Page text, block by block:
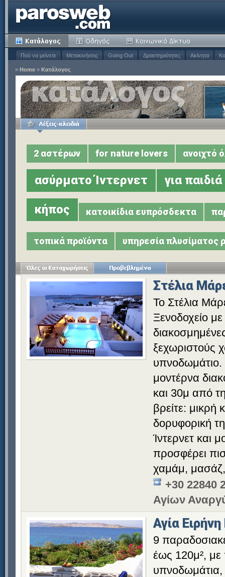
Πού να μείνετε Μετακινήσεις Going Out Δραστηριότητες Ακίνητα
» Home » Κατάλογος
2 αστέρων for nature lovers ανοιχτό
ασύρματο Ίντερνετ για παιδιά
κήπος κατοικίδια ευπρόσδεκτα
τοπικά προϊόντα υπηρεσία πλυσίματος
Στέλια
Το Στέλια
Ξενοδοχείο
ξεχωριστούς
υπνοδωμάτιο.
μοντέρνα
και 30μ από
βρείτε: μικρή
δορυφορική
Ίντερνετ και
προσφέρει
χαμάμ, μασάζ,
+30 22840
Αγίων
Αγία Ειρήνη
9
έως 120μ², με
υπνοδωμάτια,